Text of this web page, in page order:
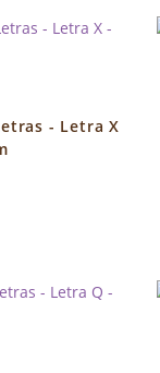
- Letra X